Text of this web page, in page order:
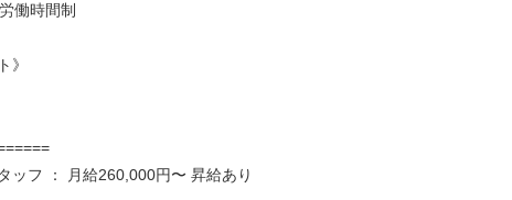
働時間制
》
ッフ ： 月給260,000円〜 昇給あり